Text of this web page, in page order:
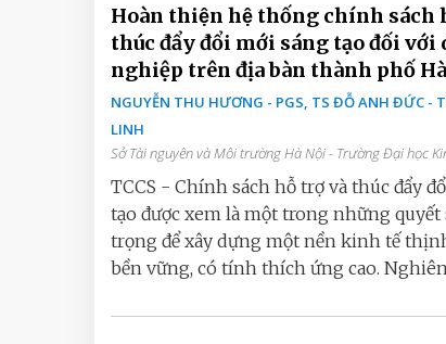
Hoàn thiện hệ thống chính sách
thúc đẩy đổi mới sáng tạo đối với
nghiệp trên địa bàn thành phố
NGUYỄN THU HƯƠNG - PGS, TS ĐỖ ANH ĐỨC -
LINH
Sở Tài nguyên và Môi trường Hà Nội - Trường Đại học
TCCS - Chính sách hỗ trợ và thúc đẩy
tạo được xem là một trong những quyết
trọng để xây dựng một nền kinh tế
bền vững, có tính thích ứng cao.